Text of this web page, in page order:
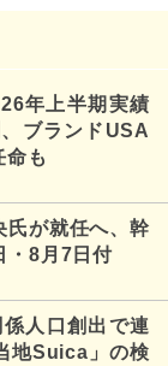
年上半期実績
ブランドUSA
命も
氏が就任へ、幹
8月7日付
人口創出で連
地Suica」の検